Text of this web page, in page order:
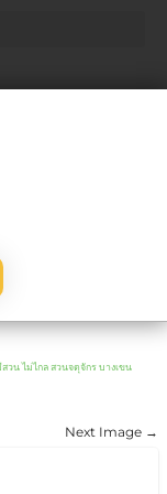
วน ไม่ไกล สวนจตุจักร บางเขน
Next Image →